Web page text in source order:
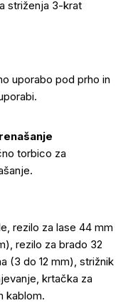
striženja 3-krat
uporabo pod prho in
torbico za
rezilo za lase 44 mm
rezilo za brado 32
(3 do 12 mm), strižnik
krtačka za
kablom.